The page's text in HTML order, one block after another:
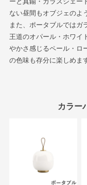
ない昼間もオブジェのよ
また、ポータブルではガ
王道のオパール・ホワイ
やかさ感じるペール・ロ
の色味も存分に楽しめま
カラー